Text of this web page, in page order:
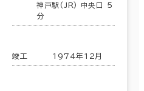
神戸駅(JR) 中央口 5
分
竣工 1974年12月